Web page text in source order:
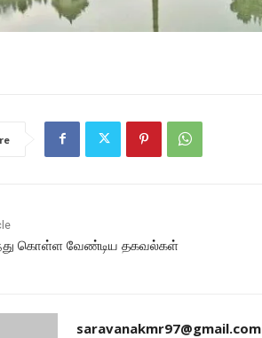
கொள்ள வேண்டிய தகவல்கள்
saravanakmr97@gmail.com